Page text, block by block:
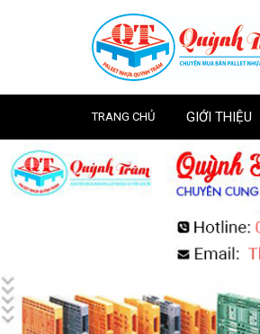
TRANG CHỦ GIỚI THIỆU